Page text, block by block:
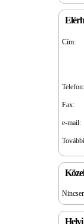
Cím:
Telefon:
Fax:
e-mail: